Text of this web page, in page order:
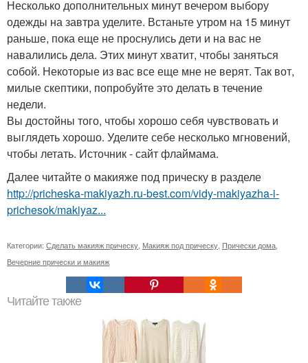
Несколько дополнительных минут вечером выбору
одежды на завтра уделите. Встаньте утром на 15 минут
раньше, пока еще не проснулись дети и на вас не
навалились дела. Этих минут хватит, чтобы заняться
собой. Некоторые из вас все еще мне не верят. Так вот,
милые скептики, попробуйте это делать в течение
недели.
Вы достойны того, чтобы хорошо себя чувствовать и
выглядеть хорошо. Уделите себе несколько мгновений,
чтобы летать. Источник - сайт флаймама.
Далее читайте о макияже под прическу в разделе
http://pricheska-makiyazh.ru-best.com/vidy-makiyazha-i-
prichesok/makiyaz...
Категории: Сделать макияж прическу Макияж под прическу Прически дома
Вечерние прически и макияж
Читайте также